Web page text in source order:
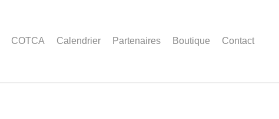
COTCA Calendrier Partenaires Boutique Contact